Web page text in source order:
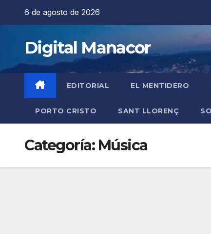
6 de agosto de 2026
Digital Manacor
EDITORIAL EL MENTIDERO
PORTO CRISTO SANT LLORENÇ
Categoría: Música